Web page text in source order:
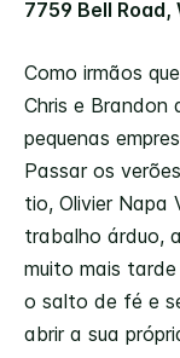
7759 Bell
Como irmãos
Chris e Brandon
pequenas
Passar os
tio, Olivier Napa
trabalho árduo,
muito mais
o salto de fé e
abrir a sua